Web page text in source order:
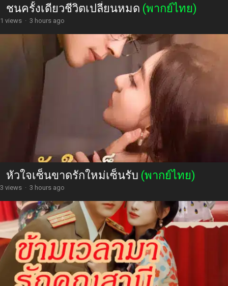
ชนครั้งเดียวชีวิตเปลี่ยนหมด (พากย์ไทย)
1 views · 3 hours ago
หัวใจเซ็นขาดรักใหม่เซ็นรับ (พากย์ไทย)
3 views · 3 hours ago